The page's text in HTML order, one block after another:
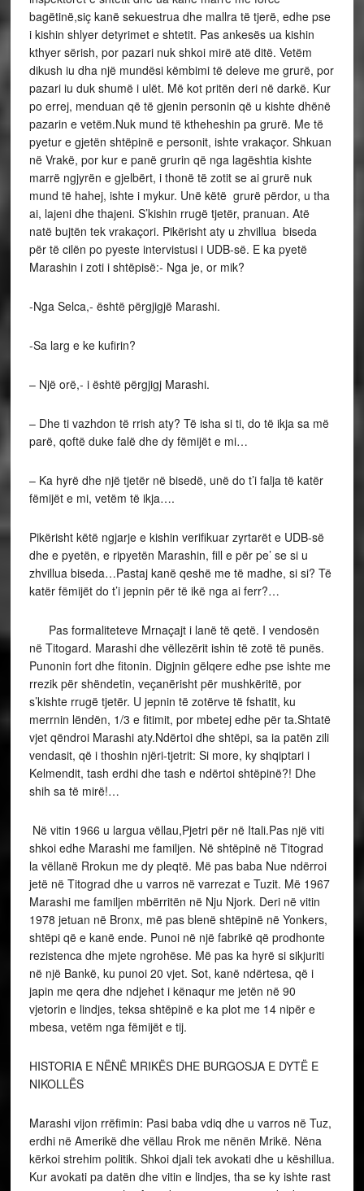
bagëtinë,siç kanë sekuestrua dhe mallra të tjerë, edhe pse
i kishin shlyer detyrimet e shtetit. Pas ankesës ua kishin
kthyer sërish, por pazari nuk shkoi mirë atë ditë. Vetëm
dikush iu dha një mundësi këmbimi të deleve me grurë, por
pazari iu duk shumë i ulët. Më kot pritën deri në darkë. Kur
po errej, menduan që të gjenin personin që u kishte dhënë
pazarin e vetëm.Nuk mund të ktheheshin pa grurë. Me të
pyetur e gjetën shtëpinë e personit, ishte vrakaçor. Shkuan
në Vrakë, por kur e panë grurin që nga lagështia kishte
marrë ngjyrën e gjelbërt, i thonë të zotit se ai grurë nuk
mund të hahej, ishte i mykur. Unë këtë grurë përdor, u tha
ai, lajeni dhe thajeni. S’kishin rrugë tjetër, pranuan. Atë
natë bujtën tek vrakaçori. Pikërisht aty u zhvillua biseda
për të cilën po pyeste intervistusi i UDB-së. E ka pyetë
Marashin i zoti i shtëpisë:- Nga je, or mik?
-Nga Selca,- është përgjigjë Marashi.
-Sa larg e ke kufirin?
– Një orë,- i është përgjigj Marashi.
– Dhe ti vazhdon të rrish aty? Të isha si ti, do të ikja sa më
parë, qoftë duke falë dhe dy fëmijët e mi…
– Ka hyrë dhe një tjetër në bisedë, unë do t’i falja të katër
fëmijët e mi, vetëm të ikja….
Pikërisht këtë ngjarje e kishin verifikuar zyrtarët e UDB-së
dhe e pyetën, e ripyetën Marashin, fill e për pe’ se si u
zhvillua biseda…Pastaj kanë qeshë me të madhe, si si? Të
katër fëmijët do t’i jepnin për të ikë nga ai ferr?…
Pas formaliteteve Mrnaçajt i lanë të qetë. I vendosën
në Titogard. Marashi dhe vëllezërit ishin të zotë të punës.
Punonin fort dhe fitonin. Digjnin gëlqere edhe pse ishte me
rrezik për shëndetin, veçanërisht për mushkëritë, por
s’kishte rrugë tjetër. U jepnin të zotërve të fshatit, ku
merrnin lëndën, 1/3 e fitimit, por mbetej edhe për ta.Shtatë
vjet qëndroi Marashi aty.Ndërtoi dhe shtëpi, sa ia patën zili
vendasit, që i thoshin njëri-tjetrit: Si more, ky shqiptari i
Kelmendit, tash erdhi dhe tash e ndërtoi shtëpinë?! Dhe
shih sa të mirë!…
Në vitin 1966 u largua vëllau,Pjetri për në Itali.Pas një viti
shkoi edhe Marashi me familjen. Në shtëpinë në Titograd
la vëllanë Rrokun me dy pleqtë. Më pas baba Nue ndërroi
jetë në Titograd dhe u varros në varrezat e Tuzit. Më 1967
Marashi me familjen mbërritën në Nju Njork. Deri në vitin
1978 jetuan në Bronx, më pas blenë shtëpinë në Yonkers,
shtëpi që e kanë ende. Punoi në një fabrikë që prodhonte
rezistenca dhe mjete ngrohëse. Më pas ka hyrë si sikjuriti
në një Bankë, ku punoi 20 vjet. Sot, kanë ndërtesa, që i
japin me qera dhe ndjehet i kënaqur me jetën në 90
vjetorin e lindjes, teksa shtëpinë e ka plot me 14 nipër e
mbesa, vetëm nga fëmijët e tij.
HISTORIA E NËNË MRIKËS DHE BURGOSJA E DYTË E
NIKOLLËS
Marashi vijon rrëfimin: Pasi baba vdiq dhe u varros në Tuz,
erdhi në Amerikë dhe vëllau Rrok me nënën Mrikë. Nëna
kërkoi strehim politik. Shkoi djali tek avokati dhe u këshillua.
Kur avokati pa datën dhe vitin e lindjes, tha se ky ishte rast